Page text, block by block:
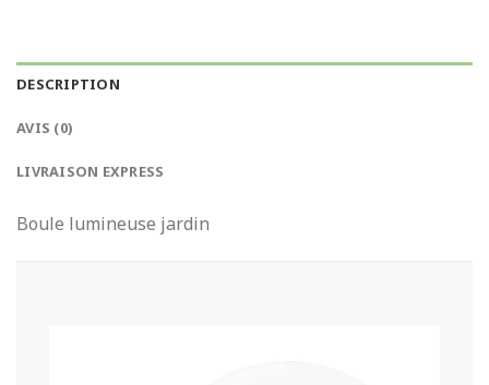
DESCRIPTION
AVIS (0)
LIVRAISON EXPRESS
Boule lumineuse jardin